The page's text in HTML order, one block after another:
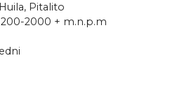
Pitalito
2000 + m.n.p.m